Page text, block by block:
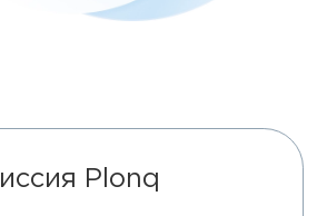
Plonq